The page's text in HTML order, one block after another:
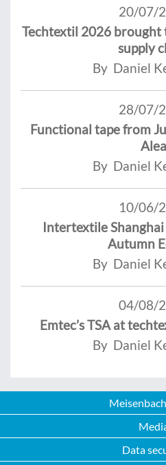
20/07/
Techtextil 2026 brought
supply
By Daniel
28/07/
Functional tape from
Alea
By Daniel
10/06/
Intertextile
Autumn
By Daniel
04/08/
Emtec’s TSA at
By Daniel
Data